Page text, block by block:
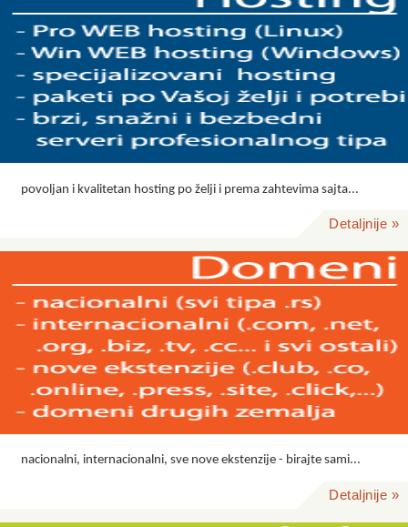
povoljan i kvalitetan hosting po želji i prema zahtevima sajta...
Detaljnije »
nacionalni, internacionalni, sve nove ekstenzije - birajte sami...
Detaljnije »